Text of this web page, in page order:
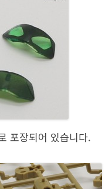
포장되어 있습니다.